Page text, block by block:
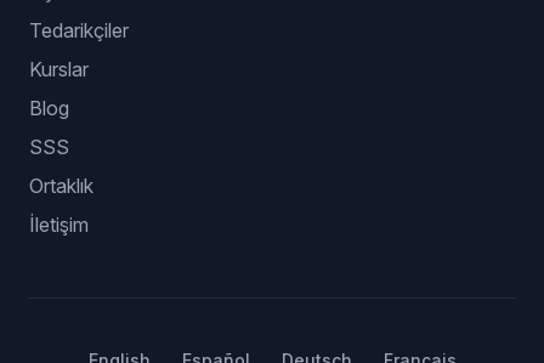
Tedarikçiler
Kurslar
Blog
SSS
Ortaklık
İletişim